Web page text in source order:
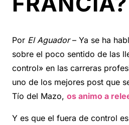
Por El Aguador– Ya se ha
sobre el poco sentido de las
control» en las carreras
uno de los mejores post que
Tío del Mazo, os animo a
Y es que el fuera de control